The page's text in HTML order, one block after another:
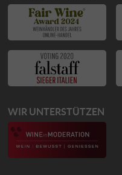
WIR UNTERSTÜTZEN